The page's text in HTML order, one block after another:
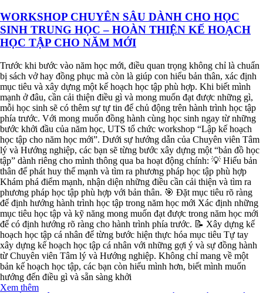
WORKSHOP CHUYÊN SÂU DÀNH CHO HỌC
SINH TRUNG HỌC – HOÀN THIỆN KẾ HOẠCH
HỌC TẬP CHO NĂM MỚI
Trước khi bước vào năm học mới, điều quan trọng không chỉ là chuẩn
bị sách vở hay đồng phục mà còn là giúp con hiểu bản thân, xác định
mục tiêu và xây dựng một kế hoạch học tập phù hợp. Khi biết mình
mạnh ở đâu, cần cải thiện điều gì và mong muốn đạt được những gì,
mỗi học sinh sẽ có thêm sự tự tin để chủ động trên hành trình học tập
phía trước. Với mong muốn đồng hành cùng học sinh ngay từ những
bước khởi đầu của năm học, UTS tổ chức workshop “Lập kế hoạch
học tập cho năm học mới”. Dưới sự hướng dẫn của Chuyên viên Tâm
lý và Hướng nghiệp, các bạn sẽ từng bước xây dựng một “bản đồ học
tập” dành riêng cho mình thông qua ba hoạt động chính: 💡 Hiểu bản
thân để phát huy thế mạnh và tìm ra phương pháp học tập phù hợp
Khám phá điểm mạnh, nhận diện những điều cần cải thiện và tìm ra
phương pháp học tập phù hợp với bản thân. 🎯 Đặt mục tiêu rõ ràng
để định hướng hành trình học tập trong năm học mới Xác định những
mục tiêu học tập và kỹ năng mong muốn đạt được trong năm học mới
để có định hướng rõ ràng cho hành trình phía trước. 📝 Xây dựng kế
hoạch học tập cá nhân để từng bước hiện thực hóa mục tiêu Tự tay
xây dựng kế hoạch học tập cá nhân với những gợi ý và sự đồng hành
từ Chuyên viên Tâm lý và Hướng nghiệp. Không chỉ mang về một
bản kế hoạch học tập, các bạn còn hiểu mình hơn, biết mình muốn
hướng đến điều gì và sẵn sàng khởi
Xem thêm